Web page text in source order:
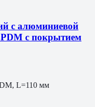
с алюминиевой
с покрытием
L=110 мм